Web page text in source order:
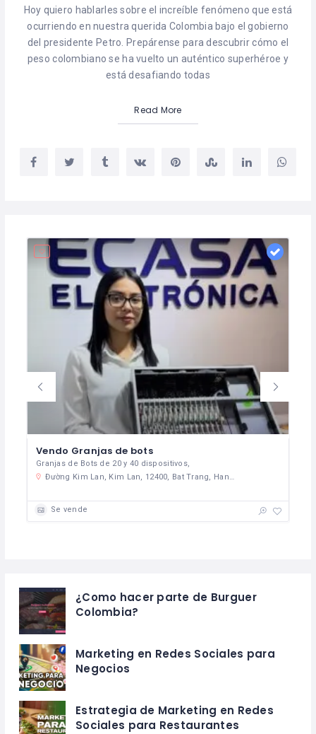
Hoy quiero hablarles sobre el increíble fenómeno que está
ocurriendo en nuestra querida Colombia bajo el gobierno
del presidente Petro. Prepárense para descubrir cómo el
peso colombiano se ha vuelto un auténtico superhéroe y
está desafiando todas
Read More
Vendo Granjas de bots
Granjas de Bots de 20 y 40 dispositivos,
Đường Kim Lan, Kim Lan, 12400, Bat Trang, Hanoi, Vietnam
Se vende
¿Como hacer parte de Burguer
Colombia?
Marketing en Redes Sociales para
Negocios
Estrategia de Marketing en Redes
Sociales para Restaurantes